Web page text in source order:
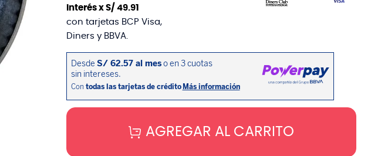
interés x S/ 49.91
con tarjetas BCP Visa,
Diners y BBVA.
AGREGAR AL CARRITO